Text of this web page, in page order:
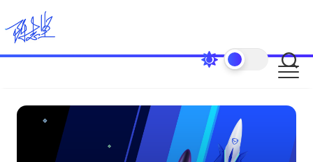
content